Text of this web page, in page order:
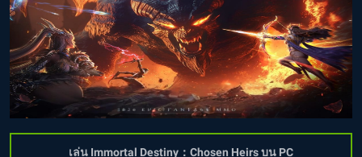
เล่น Immortal Destiny：Chosen Heirs บน PC